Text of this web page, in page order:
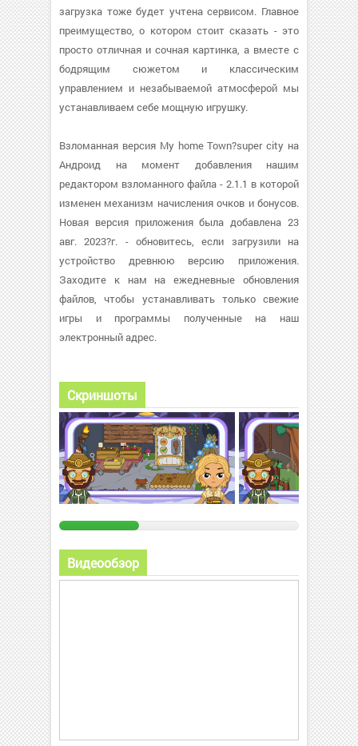
загрузка тоже будет учтена сервисом. Главное
преимущество, о котором стоит сказать - это
просто отличная и сочная картинка, а вместе с
бодрящим сюжетом и классическим
управлением и незабываемой атмосферой мы
устанавливаем себе мощную игрушку.
Взломанная версия My home Town?super city на
Андроид на момент добавления нашим
редактором взломанного файла - 2.1.1 в которой
изменен механизм начисления очков и бонусов.
Новая версия приложения была добавлена 23
авг. 2023?г. - обновитесь, если загрузили на
устройство древнюю версию приложения.
Заходите к нам на ежедневные обновления
файлов, чтобы устанавливать только свежие
игры и программы полученные на наш
электронный адрес.
Скриншоты
Видеообзор